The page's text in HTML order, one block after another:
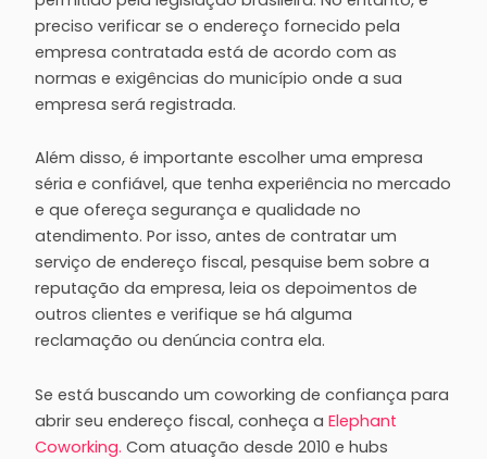
preciso verificar se o endereço fornecido pela
empresa contratada está de acordo com as
normas e exigências do município onde a sua
empresa será registrada.
Além disso, é importante escolher uma empresa
séria e confiável, que tenha experiência no mercado
e que ofereça segurança e qualidade no
atendimento. Por isso, antes de contratar um
serviço de endereço fiscal, pesquise bem sobre a
reputação da empresa, leia os depoimentos de
outros clientes e verifique se há alguma
reclamação ou denúncia contra ela.
Se está buscando um coworking de confiança para
abrir seu endereço fiscal, conheça a Elephant
Coworking. Com atuação desde 2010 e hubs